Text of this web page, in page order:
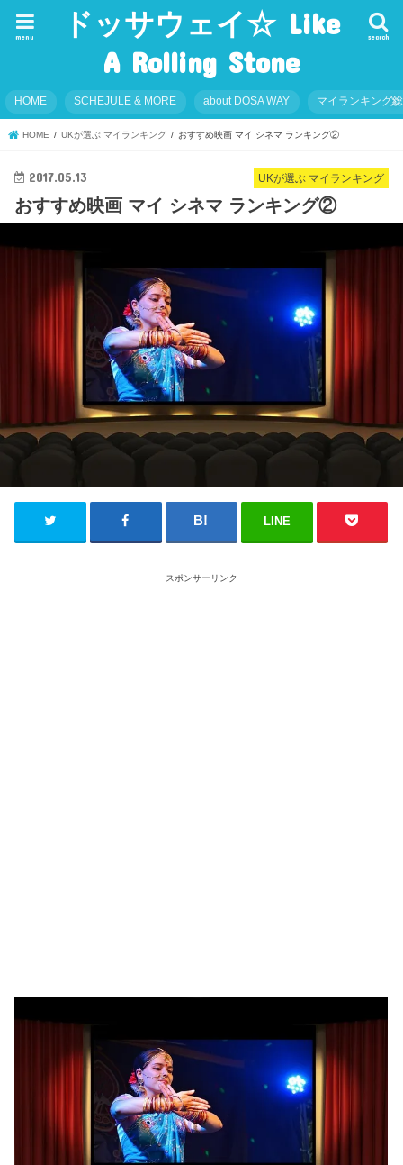
ドッサウェイ☆ Like
A Rolling Stone
search
menu
HOME SCHEJULE & MORE about DOSA WAY マイランキング
HOME UKが選ぶ マイランキング おすすめ映画 マイ シネマ ランキング②
UKが選ぶ マイランキング
2017.05.13
おすすめ映画 マイ シネマ ランキング②
LINE
スポンサーリンク